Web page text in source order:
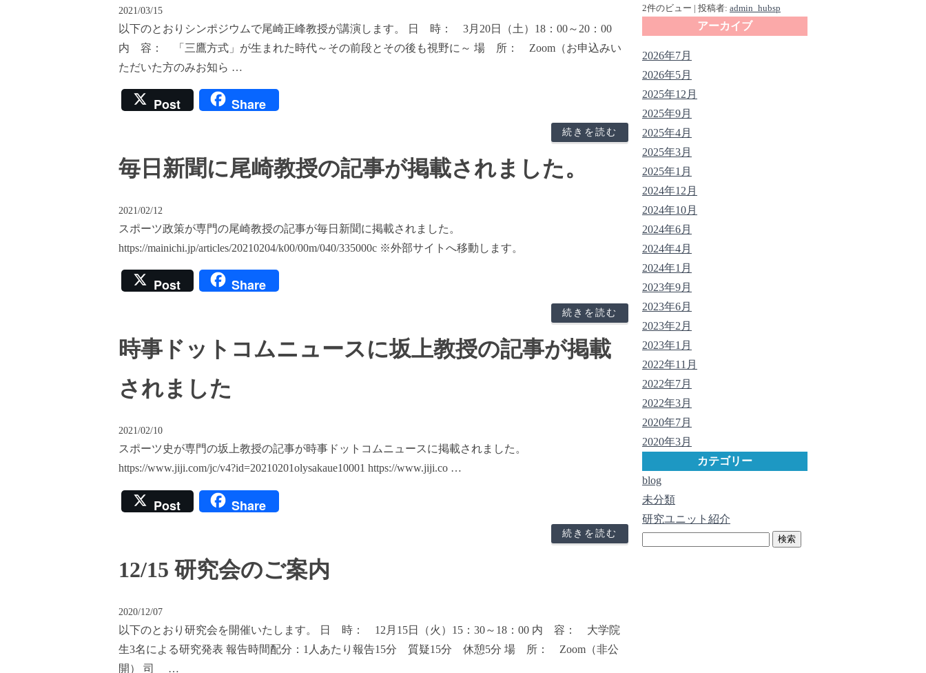
2021/03/15
以下のとおりシンポジウムで尾崎正峰教授が講演します。 日 時： 3月20日（土）18：00～20：00
内 容： 「三鷹方式」が生まれた時代～その前段とその後も視野に～ 場 所： Zoom（お申込みい
ただいた方のみお知ら …
Post Share
続きを読む
毎日新聞に尾崎教授の記事が掲載されました。
2021/02/12
スポーツ政策が専門の尾崎教授の記事が毎日新聞に掲載されました。
https://mainichi.jp/articles/20210204/k00/00m/040/335000c ※外部サイトへ移動します。
Post Share
続きを読む
時事ドットコムニュースに坂上教授の記事が掲載
されました
2021/02/10
スポーツ史が専門の坂上教授の記事が時事ドットコムニュースに掲載されました。
https://www.jiji.com/jc/v4?id=20210201olysakaue10001 https://www.jiji.co …
Post Share
続きを読む
12/15 研究会のご案内
2020/12/07
以下のとおり研究会を開催いたします。 日 時： 12月15日（火）15：30～18：00 内 容： 大学院
生3名による研究発表 報告時間配分：1人あたり報告15分 質疑15分 休憩5分 場 所： Zoom（非公
開） 司 …
2件のビュー 投稿者: admin_hubsp
アーカイブ
2026年7月
2026年5月
2025年12月
2025年9月
2025年4月
2025年3月
2025年1月
2024年12月
2024年10月
2024年6月
2024年4月
2024年1月
2023年9月
2023年6月
2023年2月
2023年1月
2022年11月
2022年7月
2022年3月
2020年7月
2020年3月
カテゴリー
blog
未分類
研究ユニット紹介